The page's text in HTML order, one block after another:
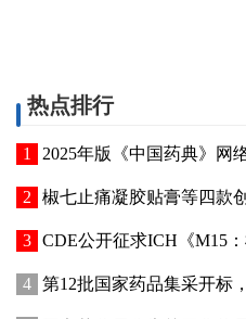
热点排行
2025年版《中国药典》网
椒七止痛凝胶贴膏等四款
CDE公开征求ICH《M15：模型引导的药物
第12批国家药品集采开标